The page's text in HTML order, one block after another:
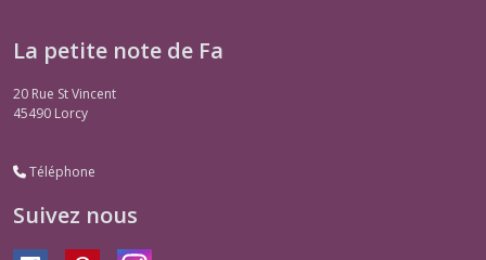
La petite note de Fa
20 Rue St Vincent
45490 Lorcy
Téléphone
Suivez nous